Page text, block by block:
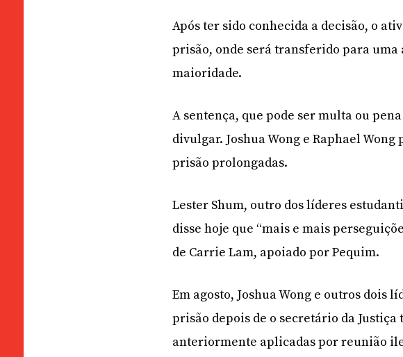
Após ter sido conhecida a decisão, o
prisão, onde será transferido para
maioridade.
A sentença, que pode ser multa ou
divulgar. Joshua Wong e Raphael
prisão prolongadas.
Lester Shum, outro dos líderes
disse hoje que “mais e mais
de Carrie Lam, apoiado por Pequim.
Em agosto, Joshua Wong e outros dois
prisão depois de o secretário da
anteriormente aplicadas por reunião